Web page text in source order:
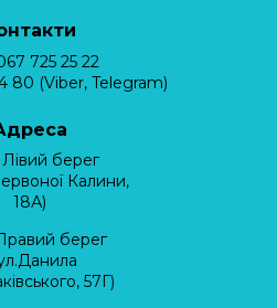
725 25 22
80 (Viber, Telegram)
Лівий берег
Калини,
18А)
берег
57Г)